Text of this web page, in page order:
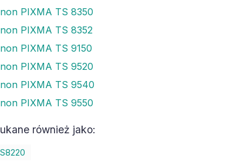
PIXMA TS 8350
PIXMA TS 8352
PIXMA TS 9150
PIXMA TS 9520
PIXMA TS 9540
PIXMA TS 9550
również jako: